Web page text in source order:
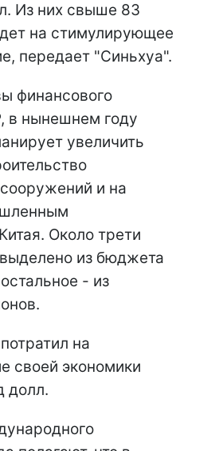
Из них свыше 83
на стимулирующее
передает "Синьхуа".
финансового
в нынешнем году
увеличить
и на
Около трети
из бюджета
- из
на
своей экономики
долл.